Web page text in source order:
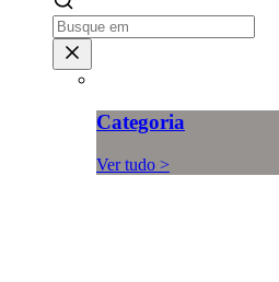
Categoria
Ver tudo >